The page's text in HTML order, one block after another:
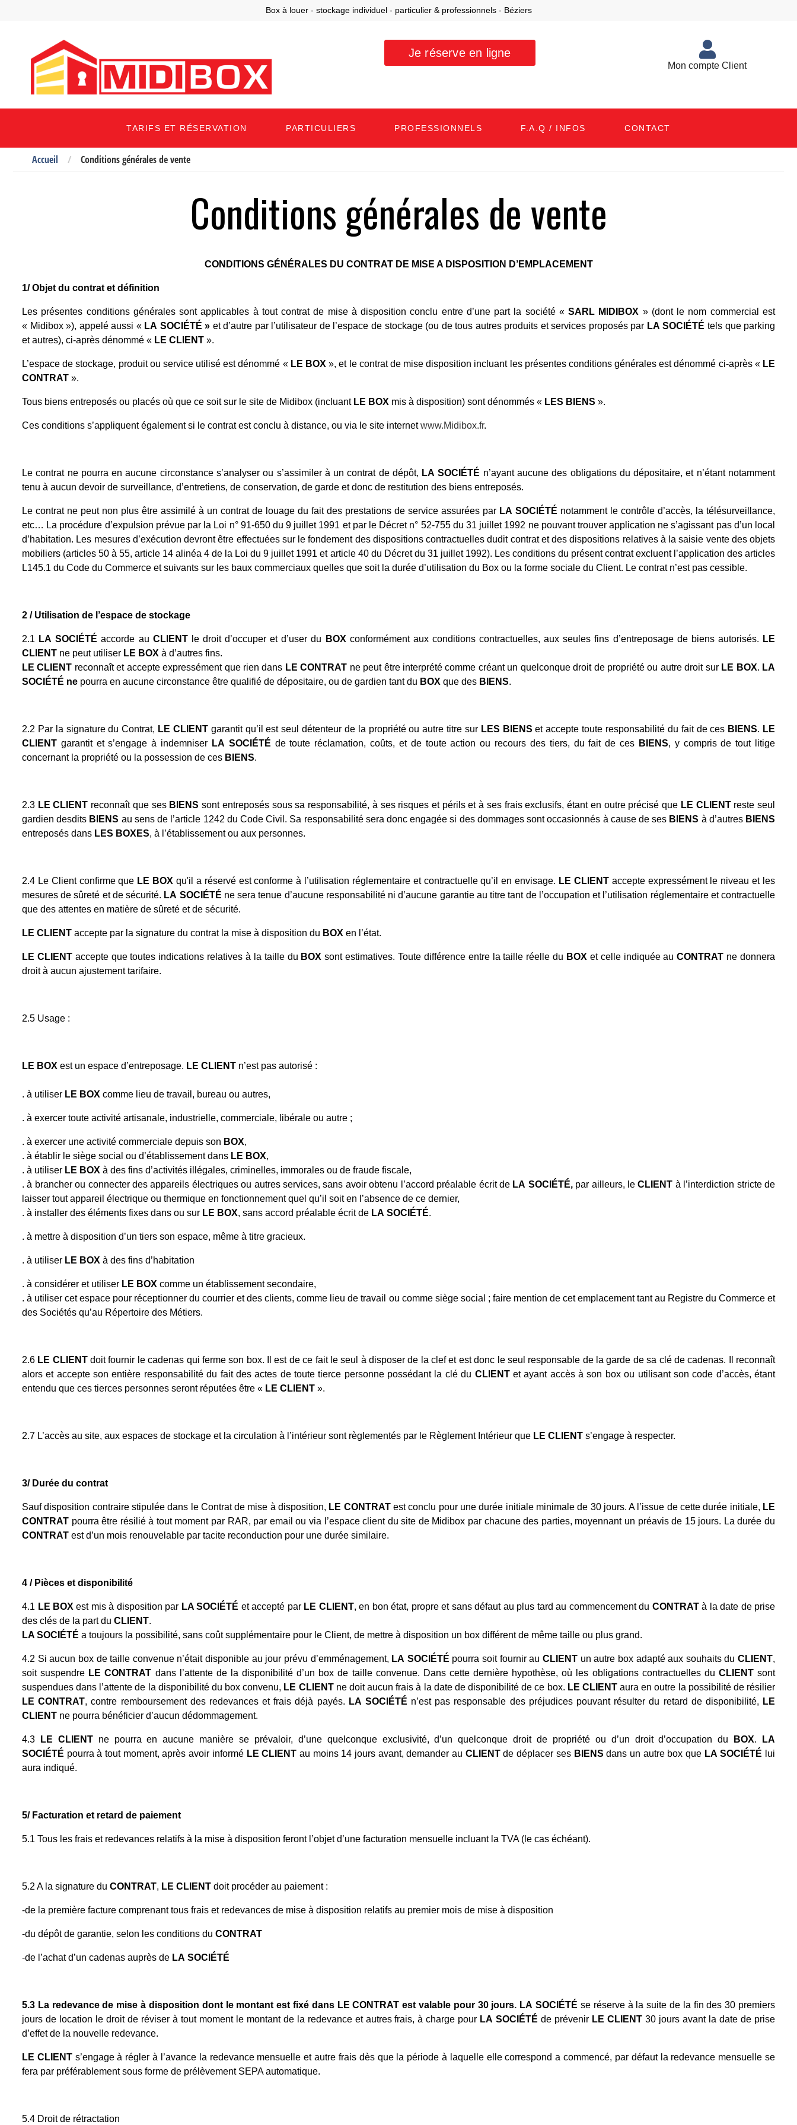
Box à louer - stockage individuel - particulier & professionnels - Béziers
Je réserve en ligne
Mon compte Client
TARIFS ET RÉSERVATION PARTICULIERS PROFESSIONNELS F.A.Q / INFOS CONTACT
Accueil Conditions générales de vente
Conditions générales de vente
CONDITIONS GÉNÉRALES DU CONTRAT DE MISE A DISPOSITION D’EMPLACEMENT
1/ Objet du contrat et définition
Les présentes conditions générales sont applicables à tout contrat de mise à disposition conclu entre d’une part la société «SARL MIDIBOX » (dont le nom commercial est
« Midibox »), appelé aussi « LA SOCIÉTÉ » et d’autre par l’utilisateur de l’espace de stockage (ou de tous autres produits et services proposés par LA SOCIÉTÉ tels que parking
et autres), ci-après dénommé « LE CLIENT ».
L’espace de stockage, produit ou service utilisé est dénommé « LE BOX», et le contrat de mise disposition incluant les présentes conditions générales est dénommé ci-après « LE
CONTRAT ».
Tous biens entreposés ou placés où que ce soit sur le site de Midibox (incluant LE BOX mis à disposition) sont dénommés « LES BIENS ».
Ces conditions s’appliquent également si le contrat est conclu à distance, ou via le site internetwww.Midibox.fr.
Le contrat ne pourra en aucune circonstance s’analyser ou s’assimiler à un contrat de dépôt, LA SOCIÉTÉ n’ayant aucune des obligations du dépositaire, et n’étant notamment
tenu à aucun devoir de surveillance, d’entretiens, de conservation, de garde et donc de restitution des biens entreposés.
Le contrat ne peut non plus être assimilé à un contrat de louage du fait des prestations de service assurées par LA SOCIÉTÉ notamment le contrôle d’accès, la télésurveillance,
etc… La procédure d’expulsion prévue par la Loi n° 91-650 du 9 juillet 1991 et par le Décret n° 52-755 du 31 juillet 1992 ne pouvant trouver application ne s’agissant pas d’un local
d’habitation. Les mesures d’exécution devront être effectuées sur le fondement des dispositions contractuelles dudit contrat et des dispositions relatives à la saisie vente des objets
mobiliers (articles 50 à 55, article 14 alinéa 4 de la Loi du 9 juillet 1991 et article 40 du Décret du 31 juillet 1992). Les conditions du présent contrat excluent l’application des articles
L145.1 du Code du Commerce et suivants sur les baux commerciaux quelles que soit la durée d’utilisation du Box ou la forme sociale du Client. Le contrat n’est pas cessible.
2 / Utilisation de l’espace de stockage
2.1 LA SOCIÉTÉaccorde au CLIENTle droit d’occuper et d’user du BOX conformément aux conditions contractuelles, aux seules fins d’entreposage de biens autorisés. LE
CLIENT ne peut utiliser LE BOX à d’autres fins.
LE CLIENT reconnaît et accepte expressément que rien dans LE CONTRAT ne peut être interprété comme créant un quelconque droit de propriété ou autre droit sur LE BOX. LA
SOCIÉTÉ ne pourra en aucune circonstance être qualifié de dépositaire, ou de gardien tant du BOX que des BIENS.
2.2 Par la signature du Contrat, LE CLIENTgarantit qu’il est seul détenteur de la propriété ou autre titre sur LES BIENS et accepte toute responsabilité du fait de ces BIENS. LE
CLIENT garantit et s’engage à indemniser LA SOCIÉTÉ de toute réclamation, coûts, et de toute action ou recours des tiers, du fait de ces BIENS, y compris de tout litige
concernant la propriété ou la possession de ces BIENS.
2.3 LE CLIENT reconnaît que ses BIENS sont entreposés sous sa responsabilité, à ses risques et périls et à ses frais exclusifs, étant en outre précisé que LE CLIENTreste seul
gardien desdits BIENS au sens de l’article 1242 du Code Civil. Sa responsabilité sera donc engagée si des dommages sont occasionnés à cause de ses BIENS à d’autres BIENS
entreposés dans LES BOXES, à l’établissement ou aux personnes.
2.4 Le Client confirme que LE BOX qu'il a réservé est conforme à l’utilisation réglementaire et contractuelle qu’il en envisage. LE CLIENTaccepte expressément le niveau et les
mesures de sûreté et de sécurité. LA SOCIÉTÉ ne sera tenue d’aucune responsabilité ni d’aucune garantie au titre tant de l’occupation et l’utilisation réglementaire et contractuelle
que des attentes en matière de sûreté et de sécurité.
LE CLIENT accepte par la signature du contrat la mise à disposition du BOX en l’état.
LE CLIENTaccepte que toutes indications relatives à la taille du BOX sont estimatives. Toute différence entre la taille réelle du BOX et celle indiquée auCONTRAT ne donnera
droit à aucun ajustement tarifaire.
2.5 Usage :
LE BOX est un espace d’entreposage. LE CLIENT n’est pas autorisé :
. à utiliser LE BOX comme lieu de travail, bureau ou autres,
. à exercer toute activité artisanale, industrielle, commerciale, libérale ou autre ;
. à exercer une activité commerciale depuis son BOX,
. à établir le siège social ou d’établissement dans LE BOX,
. à utiliser LE BOX à des fins d’activités illégales, criminelles, immorales ou de fraude fiscale,
. à brancher ou connecter des appareils électriques ou autres services, sans avoir obtenu l’accord préalable écrit de LA SOCIÉTÉ, par ailleurs, leCLIENT à l’interdiction stricte de
laisser tout appareil électrique ou thermique en fonctionnement quel qu’il soit en l’absence de ce dernier,
. à installer des éléments fixes dans ou sur LE BOX, sans accord préalable écrit de LA SOCIÉTÉ.
. à mettre à disposition d’un tiers son espace, même à titre gracieux.
. à utiliser LE BOX à des fins d’habitation
. à considérer et utiliser LE BOX comme un établissement secondaire,
. à utiliser cet espace pour réceptionner du courrier et des clients, comme lieu de travail ou comme siège social ; faire mention de cet emplacement tant au Registre du Commerce et
des Sociétés qu’au Répertoire des Métiers.
2.6 LE CLIENTdoit fournir le cadenas qui ferme son box. Il est de ce fait le seul à disposer de la clef et est donc le seul responsable de la garde de sa clé de cadenas. Il reconnaît
alors et accepte son entière responsabilité du fait des actes de toute tierce personne possédant la clé du CLIENTet ayant accès à son box ou utilisant son code d’accès, étant
entendu que ces tierces personnes seront réputées être « LE CLIENT ».
2.7 L’accès au site, aux espaces de stockage et la circulation à l’intérieur sont règlementés par le Règlement Intérieur que LE CLIENT s’engage à respecter.
3/ Durée du contrat
Sauf disposition contraire stipulée dans le Contrat de mise à disposition, LE CONTRATest conclu pour une durée initiale minimale de 30 jours. A l’issue de cette durée initiale, LE
CONTRAT pourra être résilié à tout moment par RAR, par email ou via l’espace client du site de Midibox par chacune des parties, moyennant un préavis de 15 jours. La durée du
CONTRAT est d’un mois renouvelable par tacite reconduction pour une durée similaire.
4 / Pièces et disponibilité
4.1 LE BOXest mis à disposition par LA SOCIÉTÉ et accepté par LE CLIENT, en bon état, propre et sans défaut au plus tard au commencement du CONTRATà la date de prise
des clés de la part du CLIENT.
LA SOCIÉTÉ a toujours la possibilité, sans coût supplémentaire pour le Client, de mettre à disposition un box différent de même taille ou plus grand.
4.2 Si aucun box de taille convenue n’était disponible au jour prévu d’emménagement, LA SOCIÉTÉ pourra soit fournir au CLIENT un autre box adapté aux souhaits duCLIENT,
soit suspendre LECONTRAT dans l’attente de la disponibilité d’un box de taille convenue. Dans cette dernière hypothèse, où les obligations contractuelles du CLIENTsont
suspendues dans l’attente de la disponibilité du box convenu, LE CLIENTne doit aucun frais à la date de disponibilité de ce box. LE CLIENTaura en outre la possibilité de résilier
LE CONTRAT, contre remboursement des redevances et frais déjà payés. LA SOCIÉTÉ n’est pas responsable des préjudices pouvant résulter du retard de disponibilité, LE
CLIENT ne pourra bénéficier d’aucun dédommagement.
4.3 LE CLIENT ne pourra en aucune manière se prévaloir, d’une quelconque exclusivité, d’un quelconque droit de propriété ou d’un droit d’occupation du BOX.
LA
SOCIÉTÉ pourra à tout moment, après avoir informé LE CLIENT au moins 14 jours avant, demander au CLIENTde déplacer ses BIENS dans un autre box que LA SOCIÉTÉ lui
aura indiqué.
5/ Facturation et retard de paiement
5.1 Tous les frais et redevances relatifs à la mise à disposition feront l’objet d’une facturation mensuelle incluant la TVA (le cas échéant).
5.2 A la signature du CONTRAT, LE CLIENT doit procéder au paiement :
-de la première facture comprenant tous frais et redevances de mise à disposition relatifs au premier mois de mise à disposition
-du dépôt de garantie, selon les conditions du CONTRAT
-de l’achat d’un cadenas auprès de LA SOCIÉTÉ
5.3 La redevance de mise à disposition dont le montant est fixé dans LE CONTRAT est valable pour 30 jours. LA SOCIÉTÉ se réserve à la suite de la fin des 30 premiers
jours de location le droit de réviser à tout moment le montant de la redevance et autres frais, à charge pour LA SOCIÉTÉde prévenir LE CLIENT 30 jours avant la date de prise
d’effet de la nouvelle redevance.
LE CLIENTs’engage à régler à l’avance la redevance mensuelle et autre frais dès que la période à laquelle elle correspond a commencé, par défaut la redevance mensuelle se
fera par préférablement sous forme de prélèvement SEPA automatique.
5.4 Droit de rétractation